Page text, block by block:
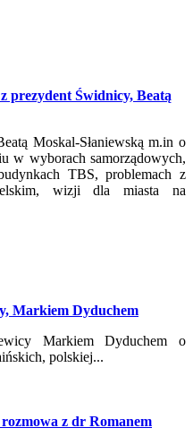
prezydent Świdnicy, Beatą
Moskal-Słaniewską m.in o
w wyborach samorządowych,
TBS, problemach z
wizji dla miasta na
Markiem Dyduchem
Markiem Dyduchem o
polskiej...
z dr Romanem